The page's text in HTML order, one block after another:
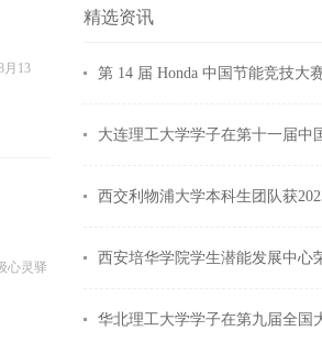
月13
心灵驿
精选资讯
第 14 届 Honda 中国节能竞技大
大连理工大学学子在第十一届中
西交利物浦大学本科生团队获
西安培华学院学生潜能发展中心
华北理工大学学子在第九届全国